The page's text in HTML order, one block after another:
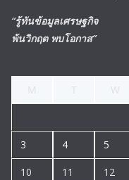
“รู้ทันข้อมูลเศรษฐกิจ
พ้นวิกฤต พบโอกาส”
3 4 5
10 11 12